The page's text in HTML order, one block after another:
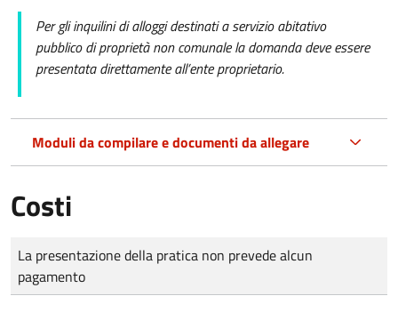
Per gli inquilini di alloggi destinati a servizio abitativo
pubblico di proprietà non comunale la domanda deve essere
presentata direttamente all’ente proprietario.
Moduli da compilare e documenti da allegare
Costi
Tipo di pagamento
Importo
La presentazione della pratica non prevede alcun
pagamento